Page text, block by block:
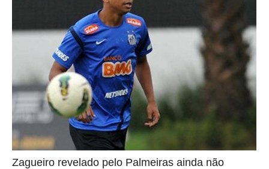
Zagueiro revelado pelo Palmeiras ainda não